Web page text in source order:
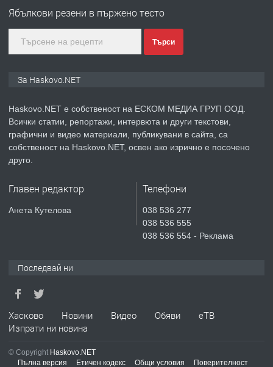
градската градина!
преди 3 дни
ПРЕДЛАГА
Продавам парцел в гр. Хасково кв.
СГЛОБЯВАНЕ НА МЕБЕЛИ.
ПРЕДЛАГА
№4119 Едностаен обзаведен
Ябълкови резени в пържено тесто
Търси
За Haskovo.NET
Haskovo.NET е собственост на ЕСКОМ МЕДИА ГРУП ООД.
Всички статии, репортажи, интервюта и други текстови,
графични и видео материали, публикувани в сайта, са
собственост на Haskovo.NET, освен ако изрично е посочено
друго.
Главен редактор
Анета Кутелова
Телефони
038 536 277
038 536 555
038 536 554 - Реклама
Последвай ни
Хасково Новини Видео Обяви
еТВ
Изпрати ни новина
© Copyright Haskovo.NET
Пълна версия
Етичен кодекс Общи условия Поверителност